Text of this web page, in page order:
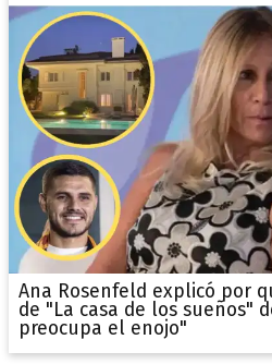
Ana Rosenfeld explicó por
de "La casa de los sueños"
preocupa el enojo"